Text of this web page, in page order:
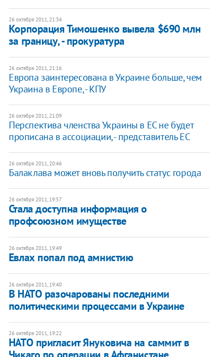
26 октября 2011, 21:34
Корпорация Тимошенко вывела $690 млн
за границу, - прокуратура
26 октября 2011, 21:16
Европа заинтересована в Украине больше, чем
Украина в Европе, - КПУ
26 октября 2011, 21:09
Перспектива членства Украины в ЕС не будет
прописана в ассоциации, - представитель ЕС
26 октября 2011, 20:46
​Балаклава может вновь получить статус города
26 октября 2011, 19:57
Стала доступна информация о
профсоюзном имуществе
26 октября 2011, 19:49
Евлах попал под амнистию
26 октября 2011, 19:40
​В НАТО разочарованы последними
политическими процессами в Украине
26 октября 2011, 19:22
​НАТО пригласит Януковича на саммит в